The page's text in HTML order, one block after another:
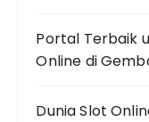
Portal Terbaik
Online di
Dunia Slot